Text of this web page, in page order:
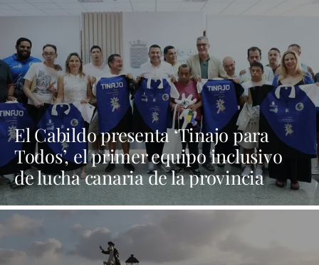
El Cabildo presenta ‘Tinajo para
Todos’, el primer equipo inclusivo
de lucha canaria de la provincia